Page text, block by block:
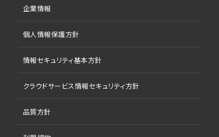
企業情報
個人情報保護方針
情報セキュリティ基本方針
クラウドサービス情報セキュリティ方針
品質方針